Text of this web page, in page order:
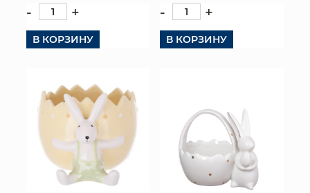
- +
В КОРЗИНУ
- +
В КОРЗИНУ